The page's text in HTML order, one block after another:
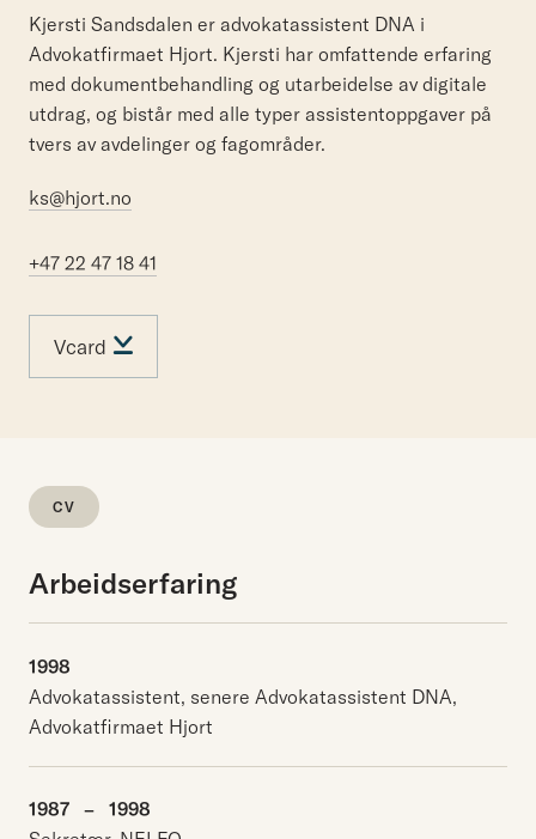
Kjersti Sandsdalen er advokatassistent DNA i
Advokatfirmaet Hjort. Kjersti har omfattende erfaring
med dokumentbehandling og utarbeidelse av digitale
utdrag, og bistår med alle typer assistentoppgaver på
tvers av avdelinger og fagområder.
ks@hjort.no
+47 22 47 18 41
Vcard
CV
Arbeidserfaring
1998
Advokatassistent, senere Advokatassistent DNA,
Advokatfirmaet Hjort
1987 – 1998